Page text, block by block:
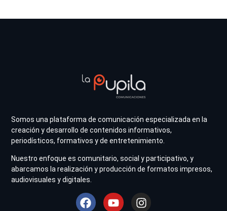
Somos una plataforma de comunicación especializada en la
creación y desarrollo de contenidos informativos,
periodísticos, formativos y de entretenimiento.
Nuestro enfoque es comunitario, social y participativo, y
abarcamos la realización y producción de formatos impresos,
audiovisuales y digitales.